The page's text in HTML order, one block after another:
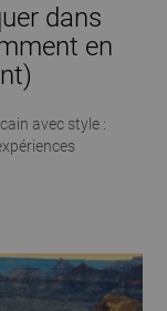
dans
en
avec style :